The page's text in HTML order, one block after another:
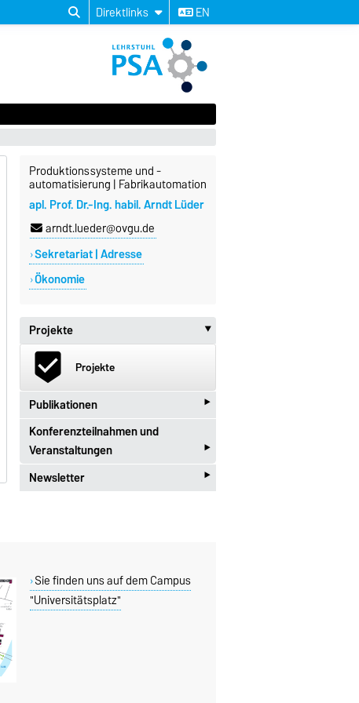
Direktlinks EN
Projekte ‣
beenhere Projekte
Newsletter ‣
Publikationen ‣
import_contacts Publikationen
Konferenzteilnahmen und
Veranstaltungen
‣
new_releases Konferenzteilnahmen und
Veranstaltungen
Produktionssysteme und -
automatisierung | Fabrikautomation
apl. Prof. Dr.-Ing. habil. Arndt Lüder
arndt.lueder@ovgu.de
Sekretariat | Adresse
Ökonomie
Sie finden uns auf dem Campus
"Universitätsplatz"